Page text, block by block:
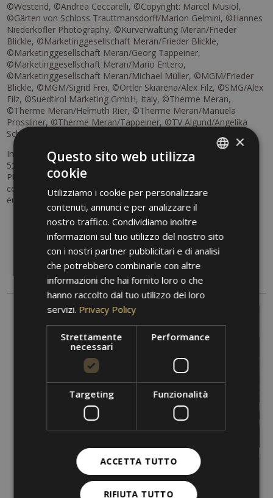
©Westend, ©Andrea Ceccarelli, ©Copyright: Marcel Musiol,
©Gärten von Schloss Trauttmansdorff/Marion Gelmini, ©Hannes
Niederkofler Photography, ©Kurverwaltung Meran/Frieder
Blickle, ©Marketinggesellschaft Meran/Frieder Blickle,
©Marketinggesellschaft Meran/Georg Tappeiner,
©Marketinggesellschaft Meran/Mario Entero,
©Marketinggesellschaft Meran/Michael Müller, ©MGM/Frieder
Blickle, ©MGM/Sigrid Frei, ©Ortler Skiarena/Alex Filz, ©SMG/Alex
Filz, ©Suedtirol Marketing GmbH, Italy, ©Therme Meran,
©Therme Meran/Helmuth Rier, ©Therme Meran/Manuela
Prossliner, ©Therme Meran/Tappeiner, ©TV Algund/Angelika
Schwarz
Informazione obbligatoria ai sensi del Regolamento UE n.
524/2013 del Parlamento europeo e del Consiglio
Piattaforma per la risoluzione delle controversie online dei
consumatori (ODR) della Commissione
europea:
https://consumer-redress.ec.europa.eu
Le nostre offerte
SCOPRI LE NOSTRE OFFERTE E PACCHETTI VACANZA
GERMAN
×
Questo sito web utilizza
cookie
Utilizziamo i cookie per personalizzare
contenuti, annunci e per analizzare il
nostro traffico. Condividiamo inoltre
informazioni sul tuo utilizzo del nostro sito
con i nostri partner pubblicitari e di analisi
che potrebbero combinarle con altre
informazioni che hai fornito loro o che
hanno raccolto dal tuo utilizzo dei loro
servizi. Privacy Policy
Strettamente
necessari
Performance
Targeting Funzionalità
ACCETTA TUTTO
RIFIUTA TUTTO